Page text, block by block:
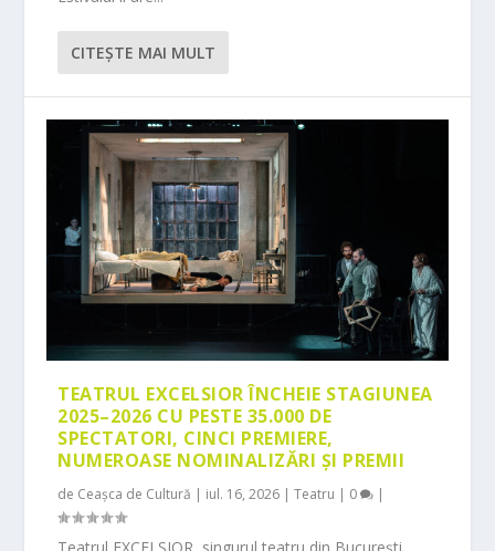
CITEŞTE MAI MULT
TEATRUL EXCELSIOR ÎNCHEIE STAGIUNEA
2025–2026 CU PESTE 35.000 DE
SPECTATORI, CINCI PREMIERE,
NUMEROASE NOMINALIZĂRI ȘI PREMII
de Ceașca de Cultură | iul. 16, 2026 |Teatru | 0 |